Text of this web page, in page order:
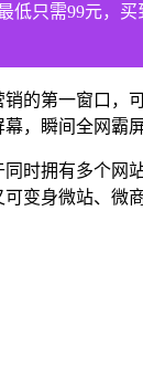
低只需99元，买
的第一窗口，
，瞬间全网霸
时拥有多个网
变身微站、微